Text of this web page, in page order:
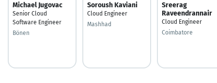
Michael Jugovac
Senior Cloud
Software Engineer
Bönen
Soroush Kaviani
Cloud Engineer
Mashhad
Sreerag
Raveendrannair
Cloud Engineer
Coimbatore